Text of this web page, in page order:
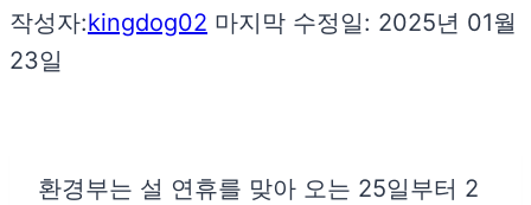
작성자:kingdog02 마지막 수정일: 2025년 01월
23일
환경부는 설 연휴를 맞아 오는 25일부터 2